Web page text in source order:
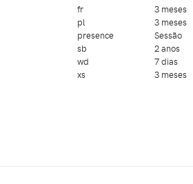
fr
pl
presence
sb
wd
xs
3 meses
3 meses
Sessão
2 anos
7 dias
3 meses